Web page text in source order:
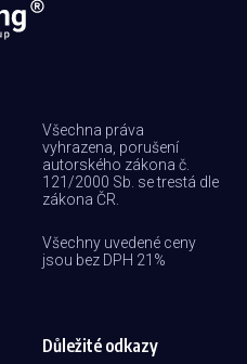
Všechna práva
vyhrazena, porušení
autorského zákona č.
121/2000 Sb. se trestá dle
zákona ČR.
Všechny uvedené ceny
jsou bez DPH 21%
Důležité odkazy